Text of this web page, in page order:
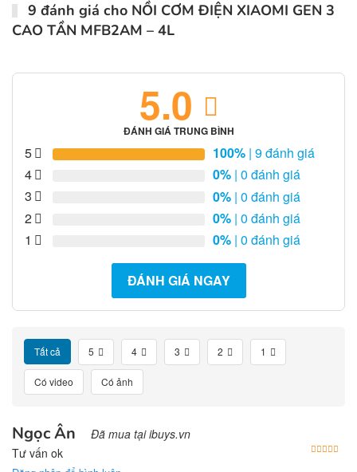
9 đánh giá cho NỒI CƠM ĐIỆN XIAOMI GEN 3
CAO TẦN MFB2AM – 4L
5.0
ĐÁNH GIÁ TRUNG BÌNH
5 100% | 9 đánh giá
4
0% | 0 đánh giá
3
0% | 0 đánh giá
2
0% | 0 đánh giá
1
0% | 0 đánh giá
ĐÁNH GIÁ NGAY
Tất cả 5 4 3 2 1
Có video Có ảnh
Ngọc Ân Đã mua tại ibuys.vn
Tư vấn ok